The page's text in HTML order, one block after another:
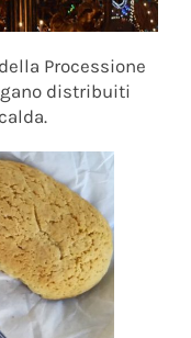
Processione
distribuiti